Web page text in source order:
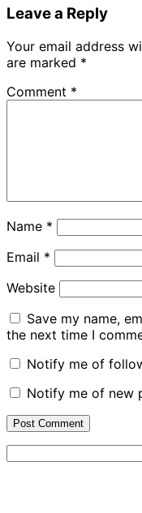
Leave a Reply
Your email address
are marked *
Comment *
Name *
Email *
Website
Save my name,
the next time I
Notify me of
Notify me of new